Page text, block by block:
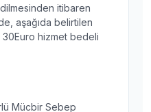
itibaren
aşağıda belirtilen
hizmet bedeli
Mücbir Sebep